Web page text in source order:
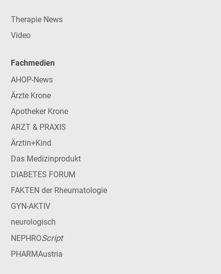
Therapie News
Video
Fachmedien
AHOP-News
Ärzte Krone
Apotheker Krone
ARZT & PRAXIS
Ärztin+Kind
Das Medizinprodukt
DIABETES FORUM
FAKTEN der Rheumatologie
GYN-AKTIV
neurologisch
NEPHROScript
PHARMAustria